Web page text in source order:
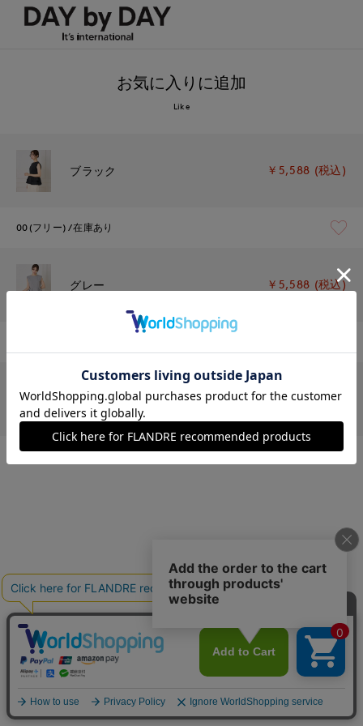
お気に入りに追加
Like
ブラック ￥5,588 (税込)
00(フリー) 在庫あり
グレー ￥5,588 (税込)
ベージュ ￥5,588 (税込)